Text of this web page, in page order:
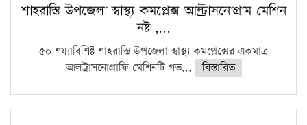
শাহরাস্তি উপজেলা স্বাস্থ্য কমপ্লেক্স আল্ট্রাসনোগ্রাম মেশিন
নষ্ট ,…
৫০ শয্যাবিশিষ্ট শাহরাস্তি উপজেলা স্বাস্থ্য কমপ্লেক্সের একমাত্র
আলট্রাসনোগ্রাফি মেশিনটি গত...
বিস্তারিত